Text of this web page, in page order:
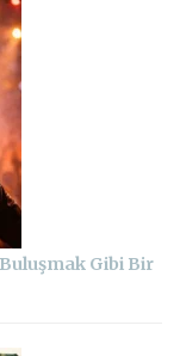
Gibi Bir